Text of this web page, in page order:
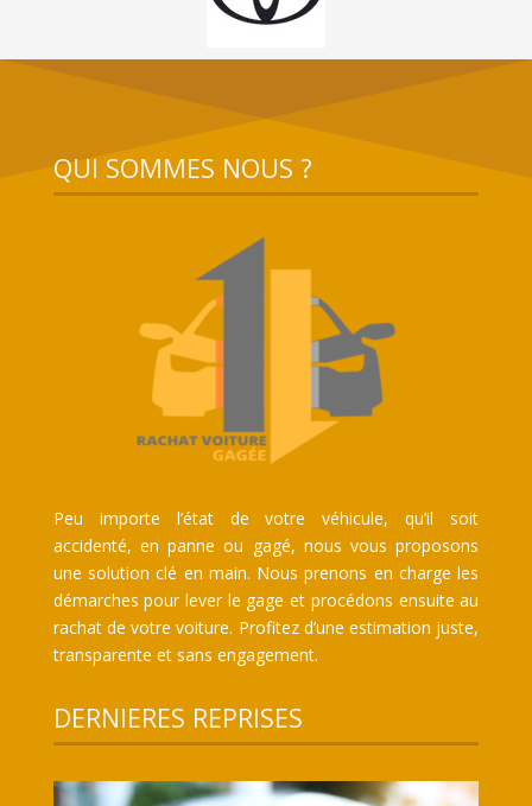
QUI SOMMES NOUS ?
Peu importe l’état de votre véhicule, qu’il soit
accidenté, en panne ou gagé, nous vous proposons
une solution clé en main. Nous prenons en charge les
démarches pour lever le gage et procédons ensuite au
rachat de votre voiture. Profitez d’une estimation juste,
transparente et sans engagement.
DERNIERES REPRISES